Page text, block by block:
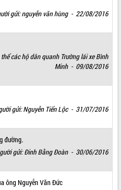
gửi: nguyễn văn hùng - 22/08/2016
các hộ dân quanh Trường lái xe Bình
Minh - 09/08/2016
gửi: Nguyễn Tiến Lộc - 31/07/2016
đường.
gửi: Đinh Bằng Đoàn - 30/06/2016
ông Nguyễn Văn Đức